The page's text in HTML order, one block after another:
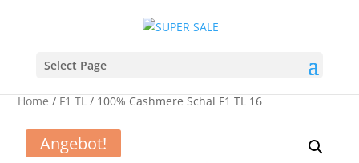
Select Page
Home / F1 TL / 100% Cashmere Schal F1 TL 16
Angebot!